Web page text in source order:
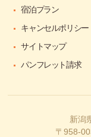
宿泊プラン
キャンセルポリシー
サイトマップ
パンフレット請求
新潟
〒958-